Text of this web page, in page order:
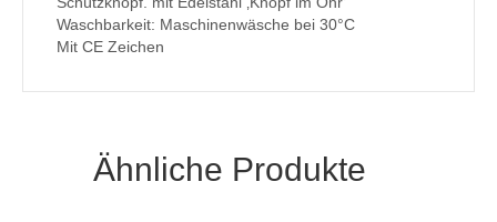
Waschbarkeit: Maschinenwäsche bei 30°C
Mit CE Zeichen
Ähnliche Produkte